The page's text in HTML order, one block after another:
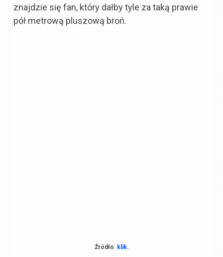
znajdzie się fan, który dałby tyle za taką prawie
pół metrową pluszową broń.
Źródło: klik.